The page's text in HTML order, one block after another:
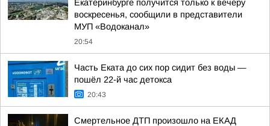
Екатеринбурге получится только к вечеру
воскресенья, сообщили в представители
МУП «Водоканал»
20:54
Часть Еката до сих пор сидит без воды —
пошёл 22-й час детокса
20:43
Смертельное ДТП произошло на ЕКАД